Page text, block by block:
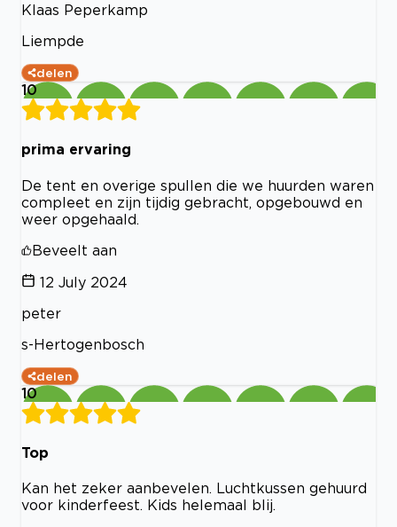
Klaas Peperkamp
Liempde
delen
10
prima ervaring
De tent en overige spullen die we huurden waren
compleet en zijn tijdig gebracht, opgebouwd en
weer opgehaald.
Beveelt aan
12 July 2024
peter
s-Hertogenbosch
delen
10
Top
Kan het zeker aanbevelen. Luchtkussen gehuurd
voor kinderfeest. Kids helemaal blij.